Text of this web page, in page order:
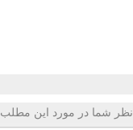
نظر شما در مورد این مطلب